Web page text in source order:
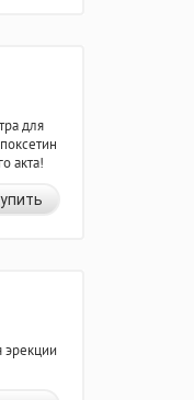
для
акта!
эрекции